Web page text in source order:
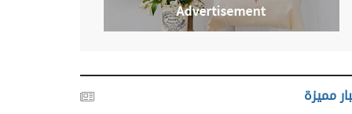
مميزة